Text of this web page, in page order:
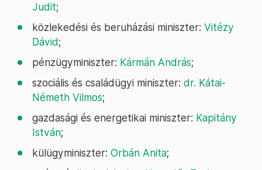
Judit;
közlekedési és beruházási miniszter: Vitézy
Dávid;
pénzügyminiszter: Kármán András;
szociális és családügyi miniszter: dr. Kátai-
Németh Vilmos;
gazdasági és energetikai miniszter: Kapitány
István;
külügyminiszter: Orbán Anita;